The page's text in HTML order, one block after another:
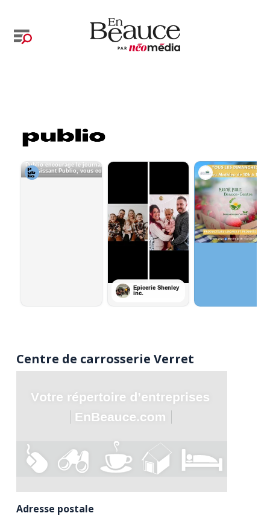
Centre de carrosserie Verret
Adresse postale